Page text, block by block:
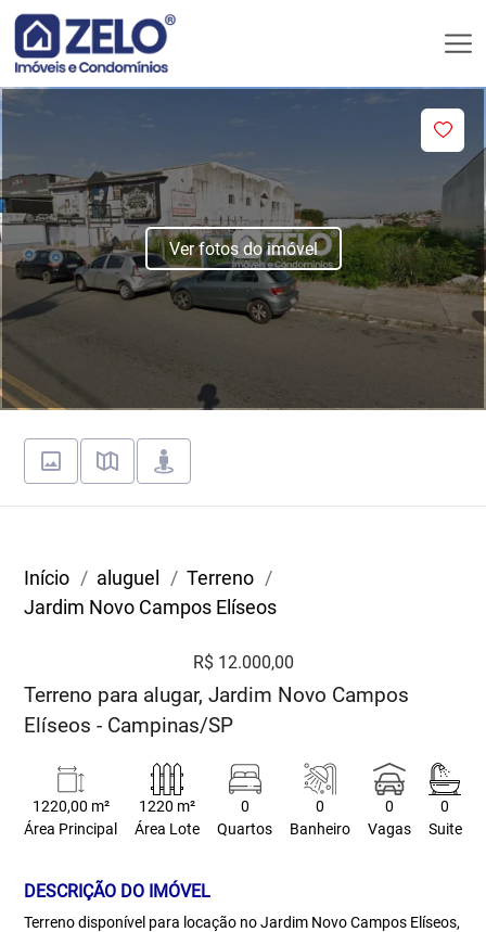
Ver fotos do imóvel
Início aluguel
Terreno
Jardim Novo Campos Elíseos
R$ 12.000,00
Terreno para alugar, Jardim Novo Campos
Elíseos - Campinas/SP
1220,00 m²
Área Principal
1220 m²
Área Lote
0
Quartos
0
Banheiro
0
Vagas
0
Suite
DESCRIÇÃO DO IMÓVEL
Terreno disponível para locação no Jardim Novo Campos Elíseos,